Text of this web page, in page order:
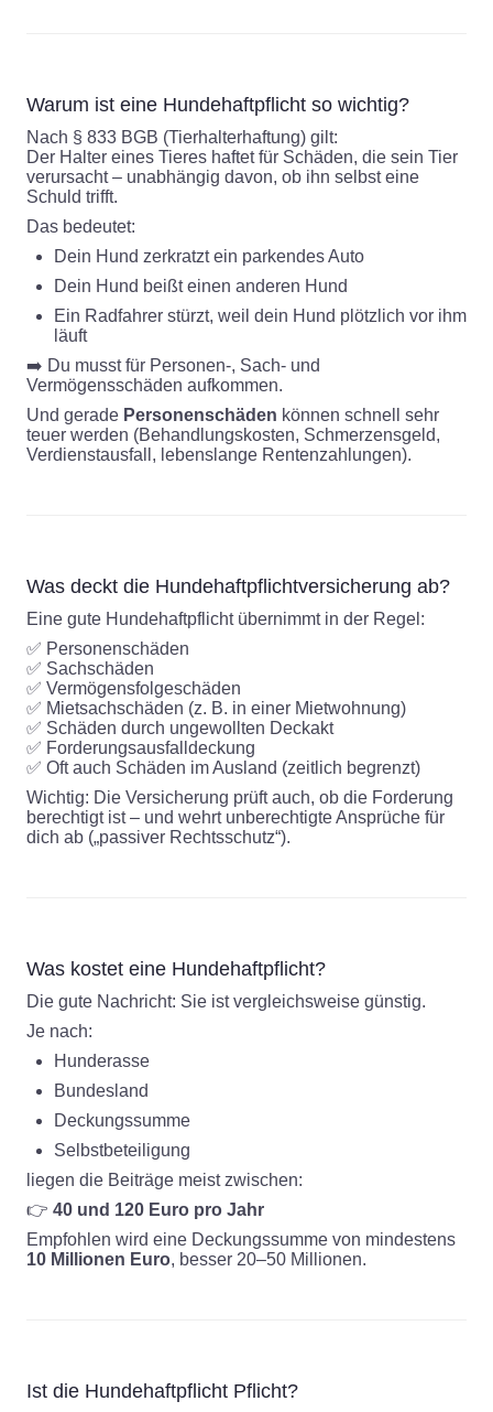
Warum ist eine Hundehaftpflicht so wichtig?
Nach § 833 BGB (Tierhalterhaftung) gilt:
Der Halter eines Tieres haftet für Schäden, die sein Tier
verursacht – unabhängig davon, ob ihn selbst eine
Schuld trifft.
Das bedeutet:
Dein Hund zerkratzt ein parkendes Auto
Dein Hund beißt einen anderen Hund
Ein Radfahrer stürzt, weil dein Hund plötzlich vor ihm
läuft
➡️ Du musst für Personen-, Sach- und
Vermögensschäden aufkommen.
Und gerade Personenschäden können schnell sehr
teuer werden (Behandlungskosten, Schmerzensgeld,
Verdienstausfall, lebenslange Rentenzahlungen).
Was deckt die Hundehaftpflichtversicherung ab?
Eine gute Hundehaftpflicht übernimmt in der Regel:
✅ Personenschäden
✅ Sachschäden
✅ Vermögensfolgeschäden
✅ Mietsachschäden (z. B. in einer Mietwohnung)
✅ Schäden durch ungewollten Deckakt
✅ Forderungsausfalldeckung
✅ Oft auch Schäden im Ausland (zeitlich begrenzt)
Wichtig: Die Versicherung prüft auch, ob die Forderung
berechtigt ist – und wehrt unberechtigte Ansprüche für
dich ab („passiver Rechtsschutz“).
Was kostet eine Hundehaftpflicht?
Die gute Nachricht: Sie ist vergleichsweise günstig.
Je nach:
Hunderasse
Bundesland
Deckungssumme
Selbstbeteiligung
liegen die Beiträge meist zwischen:
👉 40 und 120 Euro pro Jahr
Empfohlen wird eine Deckungssumme von mindestens
10 Millionen Euro, besser 20–50 Millionen.
Ist die Hundehaftpflicht Pflicht?